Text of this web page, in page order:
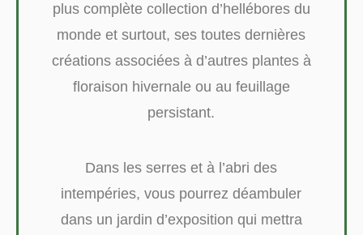
plus complète collection d’hellébores du
monde et surtout, ses toutes dernières
créations associées à d’autres plantes à
floraison hivernale ou au feuillage
persistant.
Dans les serres et à l’abri des
intempéries, vous pourrez déambuler
dans un jardin d’exposition qui mettra